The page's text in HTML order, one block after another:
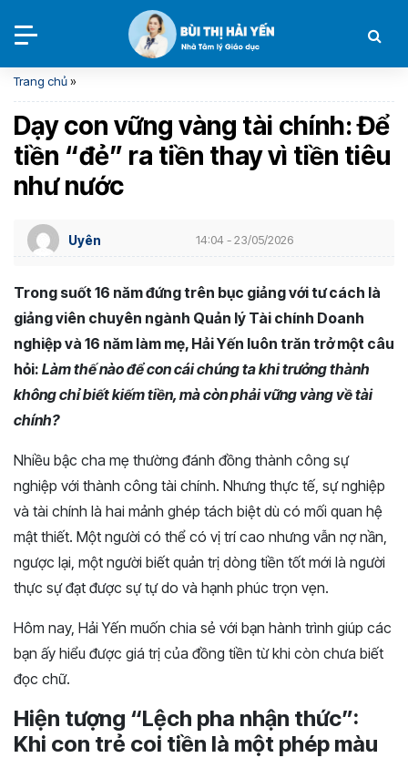
Trang chủ»
Dạy con vững vàng tài chính: Để
tiền “đẻ” ra tiền thay vì tiền tiêu
như nước
Uyên 14:04 - 23/05/2026
Trong suốt 16 năm đứng trên bục giảng với tư cách là
giảng viên chuyên ngành Quản lý Tài chính Doanh
nghiệp và 16 năm làm mẹ, Hải Yến luôn trăn trở một câu
hỏi: Làm thế nào để con cái chúng ta khi trưởng thành
không chỉ biết kiếm tiền, mà còn phải vững vàng về tài
chính?
Nhiều bậc cha mẹ thường đánh đồng thành công sự
nghiệp với thành công tài chính. Nhưng thực tế, sự nghiệp
và tài chính là hai mảnh ghép tách biệt dù có mối quan hệ
mật thiết. Một người có thể có vị trí cao nhưng vẫn nợ nần,
ngược lại, một người biết quản trị dòng tiền tốt mới là người
thực sự đạt được sự tự do và hạnh phúc trọn vẹn.
Hôm nay, Hải Yến muốn chia sẻ với bạn hành trình giúp các
bạn ấy hiểu được giá trị của đồng tiền từ khi còn chưa biết
đọc chữ.
Hiện tượng “Lệch pha nhận thức”:
Khi con trẻ coi tiền là một phép màu